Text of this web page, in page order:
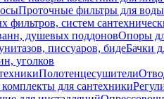
Проточные фильтры для воды
фильтров, систем
душевых поддоновОпоры
писсуаров, бидеБачки
уголков
Полотенцесушители
для сантехники